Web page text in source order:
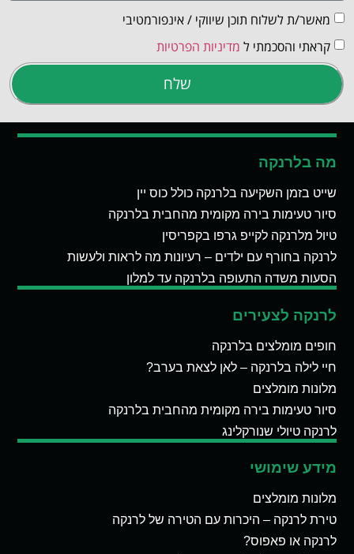
מאשר/ת לשלוח תוכן שיווקי / אינפורמטיבי
קראתי והסכמתי ל מדיניות הפרטיות
שלח
מה בלרנקה
שייט בזמן השקיעה בלרנקה כולל כוס יין
סיור טעימות בירה מקומית מהחבית בלרנקה
טיול מלרנקה לקייפ גרפו בקפריסין
לרנקה בחורף עם ילדים – רעיונות מה לראות ולעשות
הסעות משדה התעופה בלרנקה עד למלון
לרנקה לצעירים
חופים מומלצים בלרנקה
חיי לילה בלרנקה – לאן לצאת בערב?
מלונות מומלצים
סיור טעימות בירה מקומית מהחבית בלרנקה
לרנקה טיולי שנורקלינג
מידע שימושי
מלונות מומלצים
טירת לרנקה – היכרות עם הטירה של לרנקה
לרנקה או פאפוס?